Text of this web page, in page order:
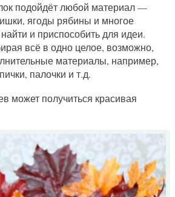
подойдёт любой материал —
ягоды рябины и многое
и приспособить для идеи.
всё в одно целое, возможно,
материалы, например,
палочки и т.д.
может получиться красивая